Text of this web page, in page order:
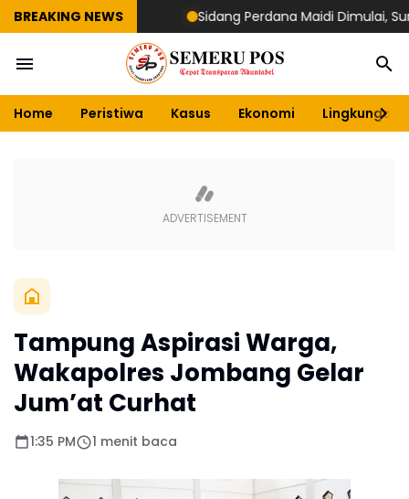
BREAKING NEWS Sidang Perdana Maidi Dimulai,
Home Peristiwa Kasus Ekonomi Lingkungan
Tampung Aspirasi Warga,
Wakapolres Jombang Gelar
Jum’at Curhat
1:35 PM 1 menit baca